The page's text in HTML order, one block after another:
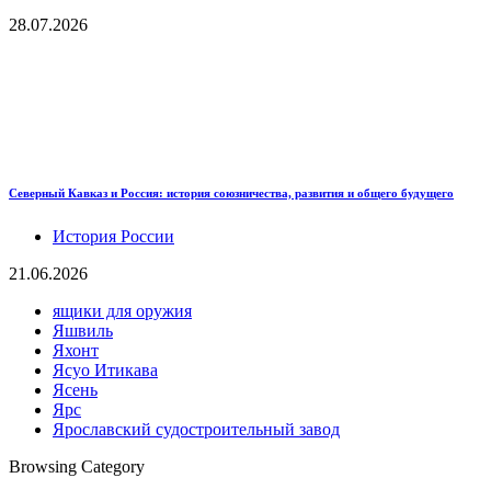
28.07.2026
Северный Кавказ и Россия: история союзничества, развития и общего будущего
История России
21.06.2026
ящики для оружия
Яшвиль
Яхонт
Ясуо Итикава
Ясень
Ярс
Ярославский судостроительный завод
Browsing Category